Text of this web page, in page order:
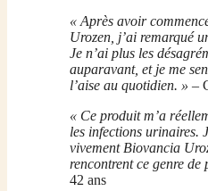
« Après avoir
Urozen, j’ai remarqué
Je n’ai plus les
auparavant, et je me
l’aise au quotidien. » –
« Ce produit m’a
les infections urinaires.
vivement Biovancia
rencontrent ce genre de
42 ans